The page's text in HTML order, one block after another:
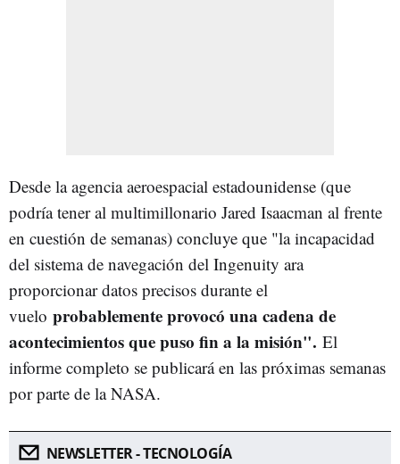
Desde la agencia aeroespacial estadounidense (que
podría tener al multimillonario Jared Isaacman al frente
en cuestión de semanas) concluye que "la incapacidad
del sistema de navegación del Ingenuity ara
proporcionar datos precisos durante el
vuelo probablemente provocó una cadena de
acontecimientos que puso fin a la misión". El
informe completo se publicará en las próximas semanas
por parte de la NASA.
NEWSLETTER - TECNOLOGÍA